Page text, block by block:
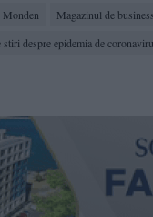
Monden Magazinul de business
despre epidemia de